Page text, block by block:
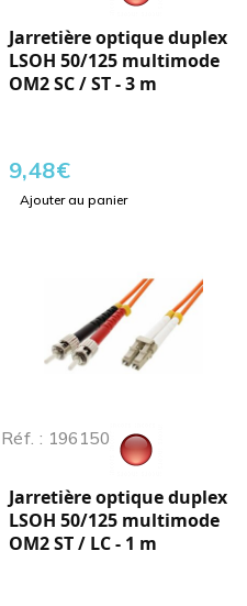
Jarretière optique duplex
LSOH 50/125 multimode
OM2 SC / ST - 3 m
9,48€
Ajouter au panier
Réf. : 196150
Jarretière optique duplex
LSOH 50/125 multimode
OM2 ST / LC - 1 m